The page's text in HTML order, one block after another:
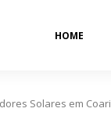
HOME
Solares em Coari